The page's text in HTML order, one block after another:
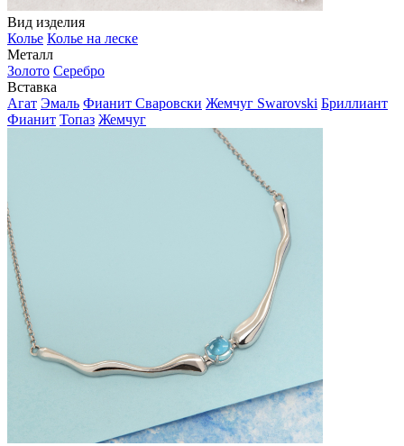
Вид изделия
Колье Колье на леске
Металл
Золото Серебро
Вставка
Агат Эмаль Фианит Сваровски Жемчуг Swarovski Бриллиант
Фианит Топаз Жемчуг